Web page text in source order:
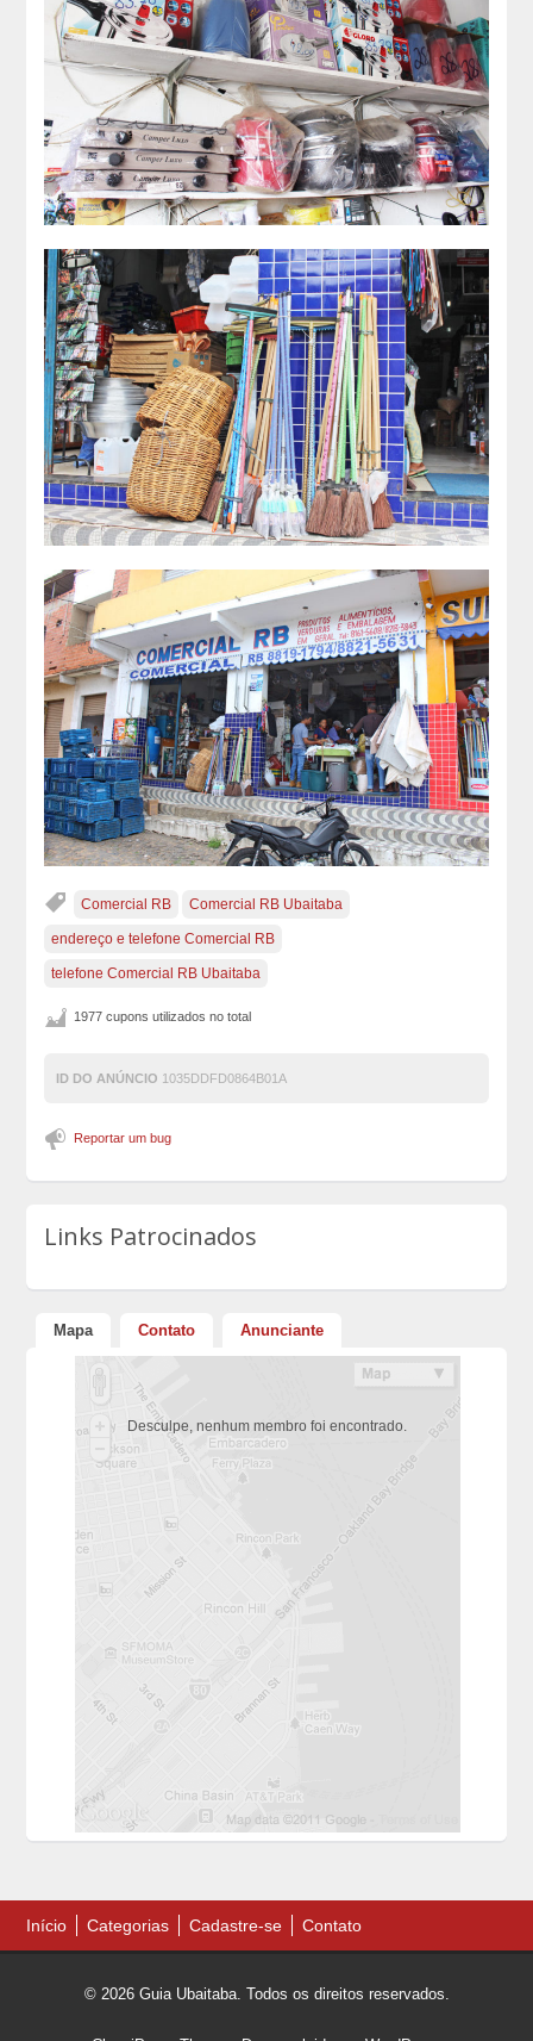
Comercial RB Comercial RB Ubaitaba
endereço e telefone Comercial RB
telefone Comercial RB Ubaitaba
1977 cupons utilizados no total
ID DO ANÚNCIO 1035DDFD0864B01A
Reportar um bug
Links Patrocinados
Mapa Contato Anunciante
Desculpe, nenhum membro foi encontrado.
Início Categorias Cadastre-se Contato
© 2026 Guia Ubaitaba. Todos os direitos reservados.